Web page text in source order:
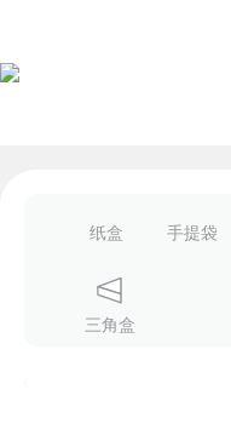
纸盒 手提袋
三角盒